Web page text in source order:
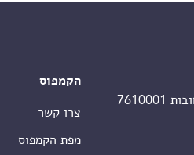
הקמפוס
צרו קשר
מפת הקמפוס